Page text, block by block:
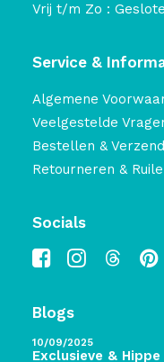
Vrij t/m Zo :
Service &
Algemene
Veelgestelde
Bestellen &
Retourneren &
Socials
Blogs
10/09/2025
Exclusieve &